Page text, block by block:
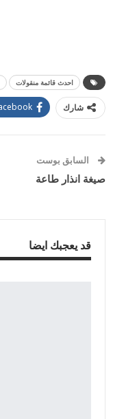
احدث قائمة منقولات
شارك
السابق بوست
صيغة انذار طاعة
قد يعجبك ايضا